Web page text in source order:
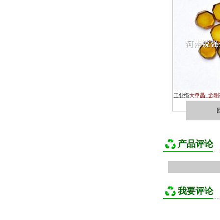
产品评论
我要评论